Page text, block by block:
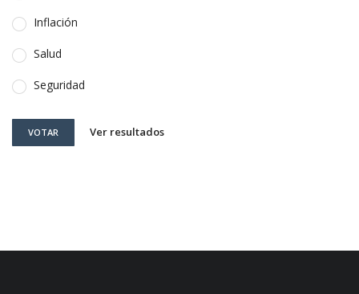
Inflación
Salud
Seguridad
VOTAR Ver resultados